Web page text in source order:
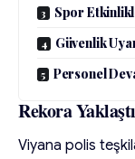
Spor
Güvenlik
Personel
Rekora Yaklaştı
Viyana polis